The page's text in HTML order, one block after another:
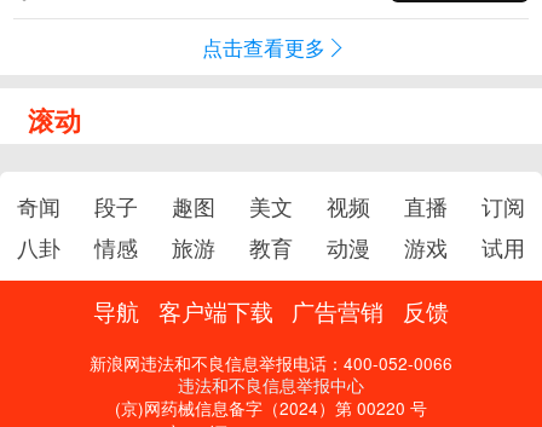
点击查看更多
滚动
奇闻 段子 趣图 美文 视频 直播
订阅
八卦
情感 旅游 教育 动漫 游戏 试用
导航 客户端下载 广告营销 反馈
新浪网违法和不良信息举报电话：400-052-0066
违法和不良信息举报中心
(京)网药械信息备字（2024）第 00220 号